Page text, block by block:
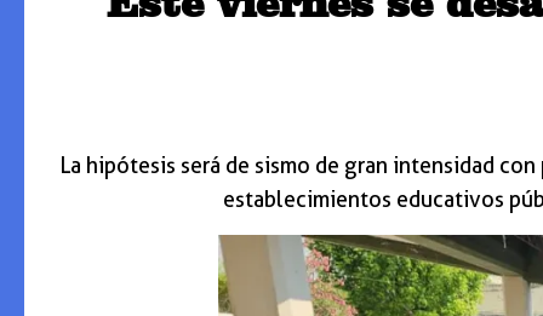
La hipótesis será de sismo de gran intensidad
establecimientos educativos